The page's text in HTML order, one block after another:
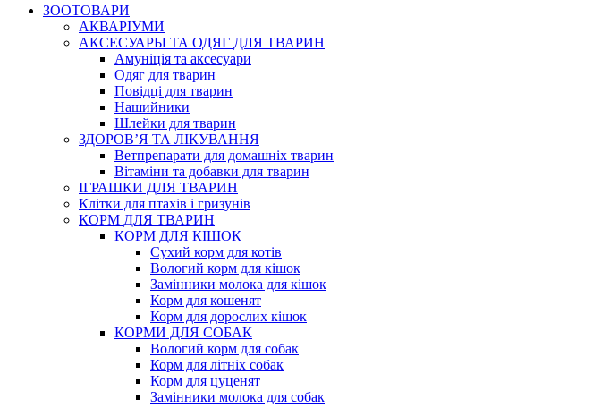
ЗООТОВАРИ
АКВАРІУМИ
АКСЕСУАРЫ ТА ОДЯГ ДЛЯ ТВАРИН
Амуніція та аксесуари
Одяг для тварин
Повідці для тварин
Нашийники
Шлейки для тварин
ЗДОРОВ’Я ТА ЛІКУВАННЯ
Ветпрепарати для домашніх тварин
Вітаміни та добавки для тварин
ІГРАШКИ ДЛЯ ТВАРИН
Клітки для птахів і гризунів
КОРМ ДЛЯ ТВАРИН
КОРМ ДЛЯ КІШОК
Сухий корм для котів
Вологий корм для кішок
Замінники молока для кішок
Корм для кошенят
Корм для дорослих кішок
КОРМИ ДЛЯ СОБАК
Вологий корм для собак
Корм для літніх собак
Корм для цуценят
Замінники молока для собак